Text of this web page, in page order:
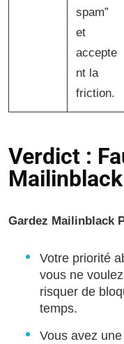
spam”
et
accepte
nt la
friction.
Verdict :
Gardez Mailinblack
Votre priorité
vous ne
risquer de
temps.
Vous avez